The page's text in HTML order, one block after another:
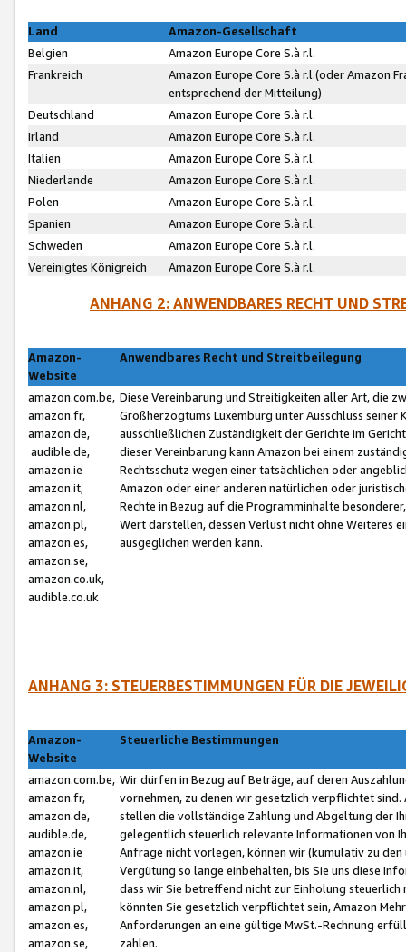
Land
Amazon-Gesellschaft
Belgien
Amazon Europe Core S.à r.l.
Frankreich
Amazon Europe Core S.à r.l.(oder Amazon
entsprechend der Mitteilung)
Deutschland
Amazon Europe Core S.à r.l.
Irland
Amazon Europe Core S.à r.l.
Italien
Amazon Europe Core S.à r.l.
Niederlande
Amazon Europe Core S.à r.l.
Polen
Amazon Europe Core S.à r.l.
Spanien
Amazon Europe Core S.à r.l.
Schweden
Amazon Europe Core S.à r.l.
Vereinigtes Königreich
Amazon Europe Core S.à r.l.
ANHANG 2: ANWENDBARES RECHT UND
Amazon-
Website
Anwendbares Recht und Streitbeilegung
amazon.com.be,
amazon.fr,
amazon.de,
audible.de,
amazon.ie
amazon.it,
amazon.nl,
amazon.pl,
amazon.es,
amazon.se,
amazon.co.uk,
audible.co.uk
Diese Vereinbarung und Streitigkeiten aller Art, die
Großherzogtums Luxemburg unter Ausschluss
ausschließlichen Zuständigkeit der Gerichte im
dieser Vereinbarung kann Amazon bei einem
Rechtsschutz wegen einer tatsächlichen oder
Amazon oder einer anderen natürlichen oder
Rechte in Bezug auf die Programminhalte
Wert darstellen, dessen Verlust nicht ohne Weiteres
ausgeglichen werden kann.
ANHANG 3: STEUERBESTIMMUNGEN FÜR DIE
Amazon-
Website
Steuerliche Bestimmungen
amazon.com.be,
amazon.fr,
amazon.de,
audible.de,
amazon.ie
amazon.it,
amazon.nl,
amazon.pl,
amazon.es,
amazon.se,
Wir dürfen in Bezug auf Beträge, auf deren
vornehmen, zu denen wir gesetzlich verpflichtet
stellen die vollständige Zahlung und Abgeltung der
gelegentlich steuerlich relevante Informationen von
Anfrage nicht vorlegen, können wir (kumulativ zu
Vergütung so lange einbehalten, bis Sie uns diese
dass wir Sie betreffend nicht zur Einholung
könnten Sie gesetzlich verpflichtet sein, Amazon
Anforderungen an eine gültige MwSt.-Rechnung
zahlen.